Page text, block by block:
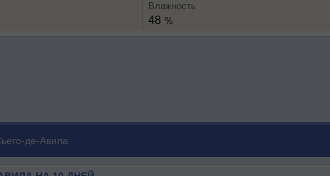
Влажность
48 %
де-Авила